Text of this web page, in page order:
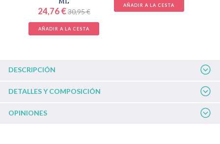
24,76 €30,95 €
AÑADIR A LA CESTA
AÑADIR A LA CESTA
DESCRIPCIÓN
DETALLES Y COMPOSICIÓN
OPINIONES